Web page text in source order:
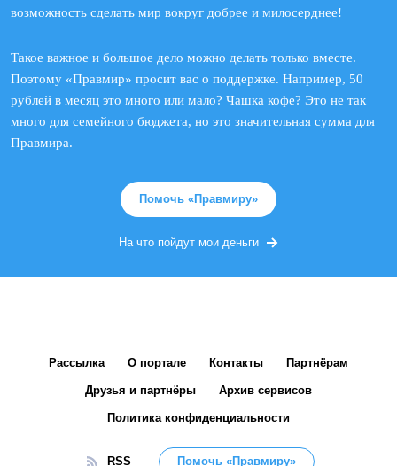
возможность сделать мир вокруг добрее и милосерднее!
Такое важное и большое дело можно делать только вместе.
Поэтому «Правмир» просит вас о поддержке. Например, 50
рублей в месяц это много или мало? Чашка кофе? Это не так
много для семейного бюджета, но это значительная сумма для
Правмира.
Помочь «Правмиру»
На что пойдут мои деньги
Рассылка О портале Контакты Партнёрам
Друзья и партнёры Архив сервисов
Политика конфиденциальности
RSS Помочь «Правмиру»